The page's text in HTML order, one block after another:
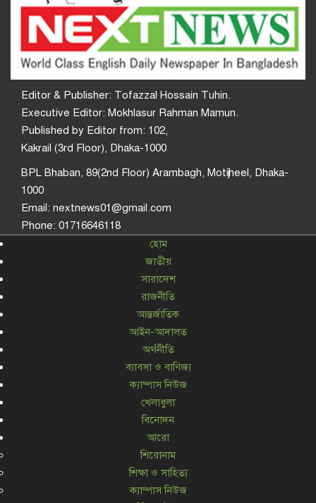
Editor & Publisher: Tofazzal Hossain Tuhin.
Executive Editor: Mokhlasur Rahman Mamun.
Published by Editor from: 102,
Kakrail (3rd Floor), Dhaka-1000
BPL Bhaban, 89(2nd Floor) Arambagh, Motijheel, Dhaka-
1000
Email: nextnews01@gmail.com
Phone: 01716646118
হোম
জাতীয়
সারাদেশ
রাজনীতি
আন্তর্জাতিক
আইন-আদালত
অর্থনীতি
ব্যাবসা ও বাণিজ্য
ক্যাম্পাস নিউজ
খেলাধুলা
বিনোদন
আরো
শিরোনাম
শিক্ষা ও সাহিত্য
ক্যাম্পাস নিউজ